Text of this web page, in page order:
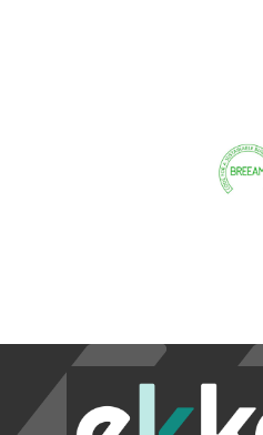
Image